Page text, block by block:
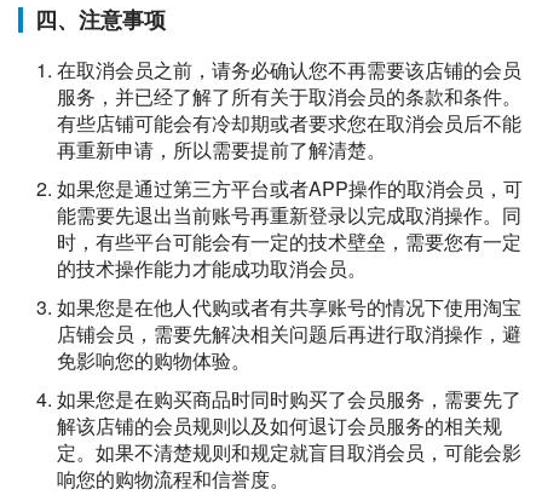
四、注意事项
在取消会员之前，请务必确认您不再需要该店铺的会员
服务，并已经了解了所有关于取消会员的条款和条件。
有些店铺可能会有冷却期或者要求您在取消会员后不能
再重新申请，所以需要提前了解清楚。
如果您是通过第三方平台或者APP操作的取消会员，可
能需要先退出当前账号再重新登录以完成取消操作。同
时，有些平台可能会有一定的技术壁垒，需要您有一定
的技术操作能力才能成功取消会员。
如果您是在他人代购或者有共享账号的情况下使用淘宝
店铺会员，需要先解决相关问题后再进行取消操作，避
免影响您的购物体验。
如果您是在购买商品时同时购买了会员服务，需要先了
解该店铺的会员规则以及如何退订会员服务的相关规
定。如果不清楚规则和规定就盲目取消会员，可能会影
响您的购物流程和信誉度。